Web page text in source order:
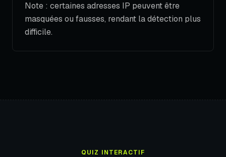
Note : certaines adresses IP peuvent être
masquées ou fausses, rendant la détection plus
difficile.
QUIZ INTERACTIF